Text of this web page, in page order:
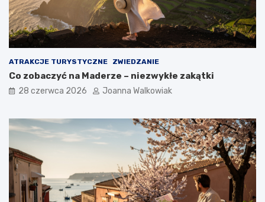
ATRAKCJE TURYSTYCZNE ZWIEDZANIE
Co zobaczyć na Maderze – niezwykłe zakątki
28 czerwca 2026 Joanna Walkowiak